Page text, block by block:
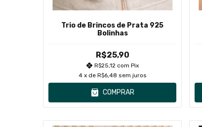
Trio de Brincos de Prata 925
Bolinhas
R$25,90
R$25,12 com Pix
4 x de R$6,48 sem juros
COMPRAR